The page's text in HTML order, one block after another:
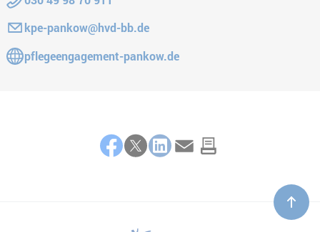
E-Mail:kpe-pankow@hvd-bb.de
Gehe zur Website:
pflegeengagement-pankow.de